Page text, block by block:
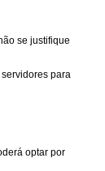
se justifique
para
optar por